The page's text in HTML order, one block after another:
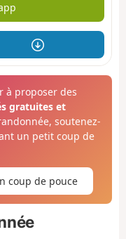
à proposer des
gratuites et
soutenez-
un petit coup de
coup de pouce